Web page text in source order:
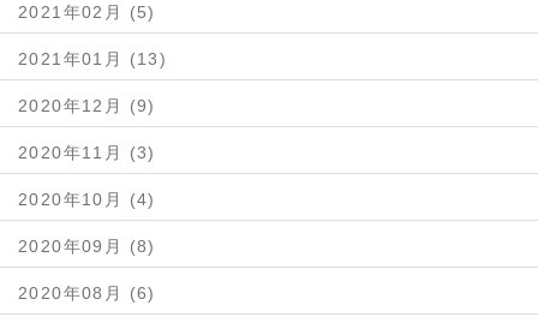
2021年02月 (5)
2021年01月 (13)
2020年12月 (9)
2020年11月 (3)
2020年10月 (4)
2020年09月 (8)
2020年08月 (6)